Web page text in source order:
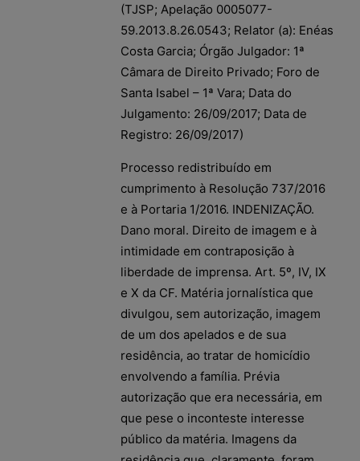
(TJSP; Apelação 0005077-
59.2013.8.26.0543; Relator (a): Enéas
Costa Garcia; Órgão Julgador: 1ª
Câmara de Direito Privado; Foro de
Santa Isabel – 1ª Vara; Data do
Julgamento: 26/09/2017; Data de
Registro: 26/09/2017)
Processo redistribuído em
cumprimento à Resolução 737/2016
e à Portaria 1/2016. INDENIZAÇÃO.
Dano moral. Direito de imagem e à
intimidade em contraposição à
liberdade de imprensa. Art. 5º, IV, IX
e X da CF. Matéria jornalística que
divulgou, sem autorização, imagem
de um dos apelados e de sua
residência, ao tratar de homicídio
envolvendo a família. Prévia
autorização que era necessária, em
que pese o inconteste interesse
público da matéria. Imagens da